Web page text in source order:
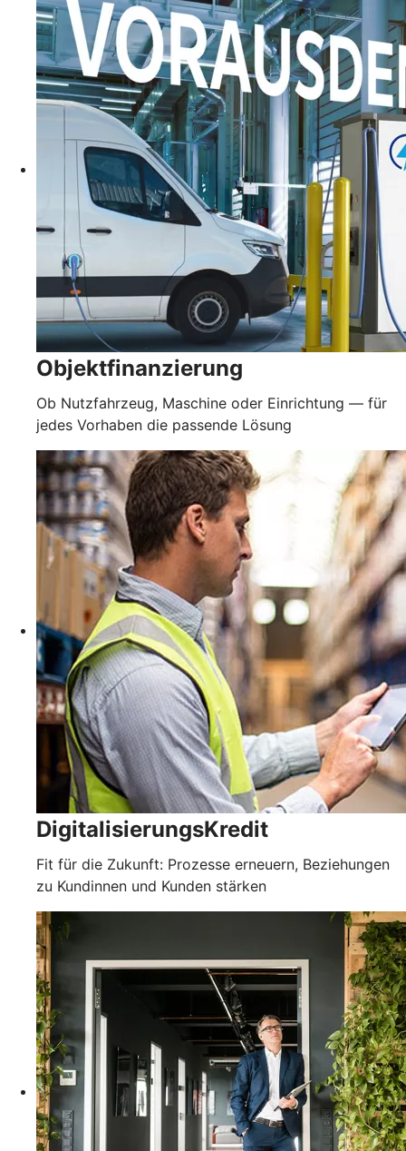
Objektfinanzierung
Ob Nutzfahrzeug, Maschine oder Einrichtung — für
jedes Vorhaben die passende Lösung
DigitalisierungsKredit
Fit für die Zukunft: Prozesse erneuern, Beziehungen
zu Kundinnen und Kunden stärken